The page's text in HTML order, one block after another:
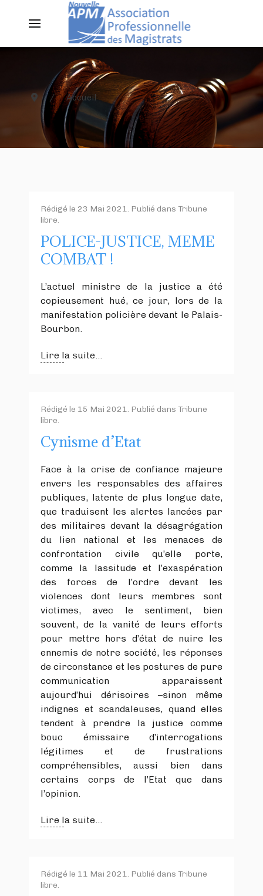
Accueil
Rédigé le 23 Mai 2021. Publié dans Tribune
libre.
POLICE-JUSTICE, MEME
COMBAT !
L’actuel ministre de la justice a été
copieusement hué, ce jour, lors de la
manifestation policière devant le Palais-
Bourbon.
Lire la suite...
Rédigé le 15 Mai 2021. Publié dans Tribune
libre.
Cynisme d’Etat
Face à la crise de confiance majeure
envers les responsables des affaires
publiques, latente de plus longue date,
que traduisent les alertes lancées par
des militaires devant la désagrégation
du lien national et les menaces de
confrontation civile qu’elle porte,
comme la lassitude et l’exaspération
des forces de l’ordre devant les
violences dont leurs membres sont
victimes, avec le sentiment, bien
souvent, de la vanité de leurs efforts
pour mettre hors d’état de nuire les
ennemis de notre société, les réponses
de circonstance et les postures de pure
communication apparaissent
aujourd’hui dérisoires –sinon même
indignes et scandaleuses, quand elles
tendent à prendre la justice comme
bouc émissaire d’interrogations
légitimes et de frustrations
compréhensibles, aussi bien dans
certains corps de l’Etat que dans
l’opinion.
Lire la suite...
Rédigé le 11 Mai 2021. Publié dans Tribune
libre.